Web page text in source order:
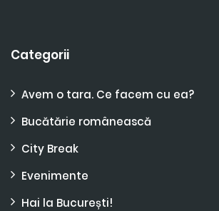
Categorii
Avem o tara. Ce facem cu ea?
Bucătărie românească
City Break
Evenimente
Hai la București!